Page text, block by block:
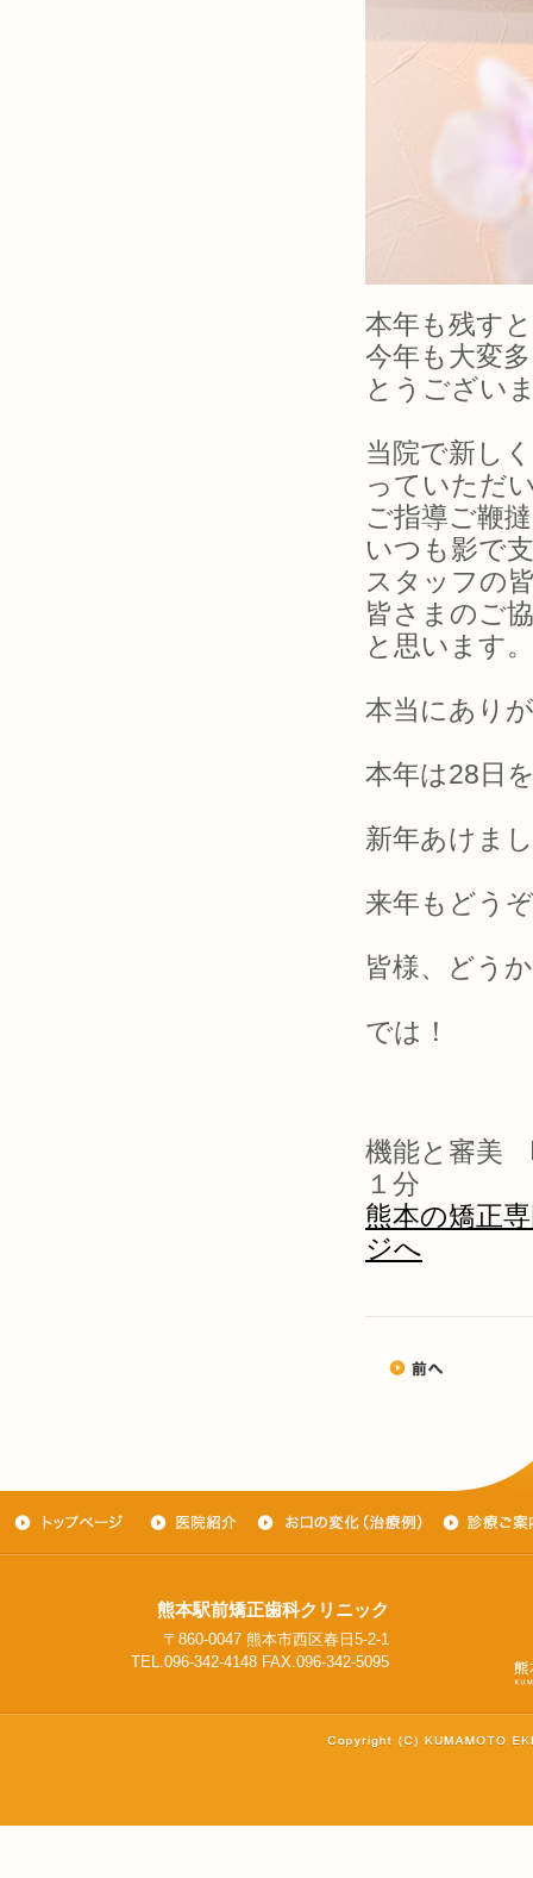
本年も残す
今年も大変
とうござい
当院で新し
っていただ
ご指導ご鞭
いつも影で
スタッフの
皆さまのご
と思います。
本当にあり
本年は28日
新年あけま
来年もどう
皆様、どう
では！
機能と審美
１分
熊本の矯正
ジへ
熊本駅前矯正歯科クリニック
〒860-0047 熊本市西区春日5-2-1
TEL.096-342-4148 FAX.096-342-5095